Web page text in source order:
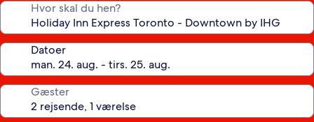
Hvor skal du hen?
Datoer
Gæster